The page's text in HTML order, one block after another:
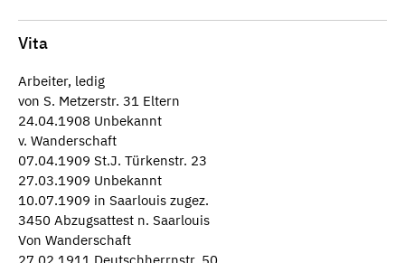
Vita
Arbeiter, ledig
von S. Metzerstr. 31 Eltern
24.04.1908 Unbekannt
v. Wanderschaft
07.04.1909 St.J. Türkenstr. 23
27.03.1909 Unbekannt
10.07.1909 in Saarlouis zugez.
3450 Abzugsattest n. Saarlouis
Von Wanderschaft